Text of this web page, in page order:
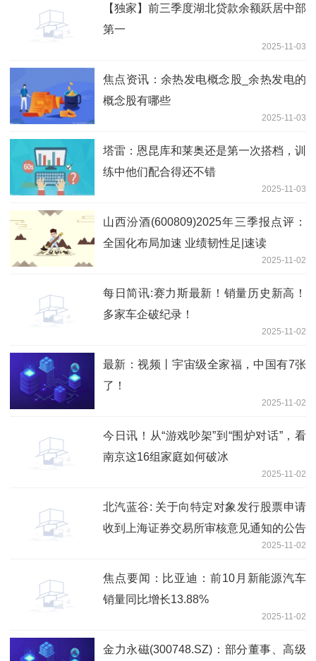
【独家】前三季度湖北贷款余额跃居中部
第一
2025-11-03
焦点资讯：余热发电概念股_余热发电的
概念股有哪些
2025-11-03
塔雷：恩昆库和莱奥还是第一次搭档，训
练中他们配合得还不错
2025-11-03
山西汾酒(600809)2025年三季报点评：
全国化布局加速 业绩韧性足|速读
2025-11-02
每日简讯:赛力斯最新！销量历史新高！
多家车企破纪录！
2025-11-02
最新：视频丨宇宙级全家福，中国有7张
了！
2025-11-02
今日讯！从“游戏吵架”到“围炉对话”，看
南京这16组家庭如何破冰
2025-11-02
北汽蓝谷: 关于向特定对象发行股票申请
收到上海证券交易所审核意见通知的公告
2025-11-02
焦点要闻：比亚迪：前10月新能源汽车
销量同比增长13.88%
2025-11-02
金力永磁(300748.SZ)：部分董事、高级